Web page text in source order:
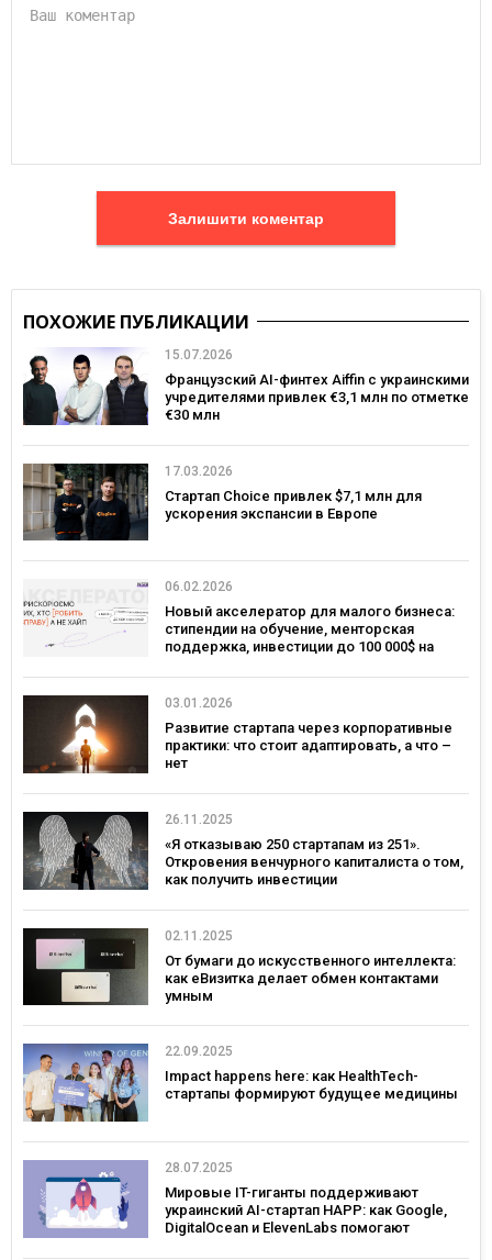
Залишити коментар
ПОХОЖИЕ ПУБЛИКАЦИИ
15.07.2026
Французский AI-финтех Aiffin с украинскими
учредителями привлек €3,1 млн по отметке
€30 млн
17.03.2026
Стартап Choice привлек $7,1 млн для
ускорения экспансии в Европе
06.02.2026
Новый акселератор для малого бизнеса:
стипендии на обучение, менторская
поддержка, инвестиции до 100 000$ на
03.01.2026
Развитие стартапа через корпоративные
практики: что стоит адаптировать, а что –
нет
26.11.2025
«Я отказываю 250 стартапам из 251».
Откровения венчурного капиталиста о том,
как получить инвестиции
02.11.2025
От бумаги до искусственного интеллекта:
как еВизитка делает обмен контактами
умным
22.09.2025
Impact happens here: как HealthTech-
стартапы формируют будущее медицины
28.07.2025
Мировые IT-гиганты поддерживают
украинский AI-стартап HAPP: как Google,
DigitalOcean и ElevenLabs помогают